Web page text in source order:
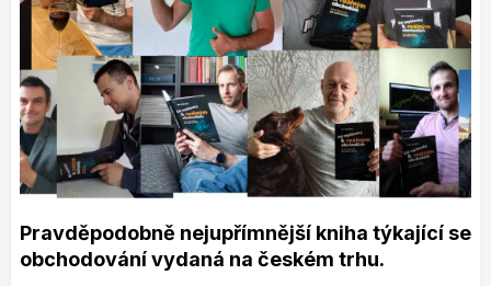
Pravděpodobně nejupřímnější kniha týkající se
obchodování vydaná na českém trhu.